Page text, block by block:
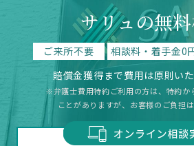
サリュの無
ご来所不要 相談料・着手金0
賠償金獲得まで費用は原則いた
※弁護士費用特約ご利用の方は、特約か
ことがありますが、お客様のご負担